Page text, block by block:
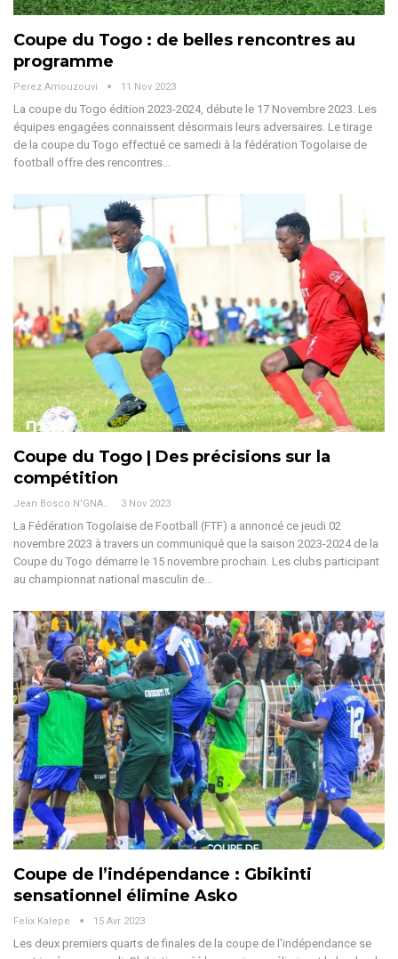
Coupe du Togo : de belles rencontres au
programme
Perez Amouzouvi 11 Nov 2023
La coupe du Togo édition 2023-2024, débute le 17 Novembre 2023. Les
équipes engagées connaissent désormais leurs adversaires. Le tirage
de la coupe du Togo effectué ce samedi à la fédération Togolaise de
football offre des rencontres
Coupe du Togo | Des précisions sur la
compétition
Jean Bosco N'GNAMA 3 Nov 2023
La Fédération Togolaise de Football (FTF) a annoncé ce jeudi 02
novembre 2023 à travers un communiqué que la saison 2023-2024 de la
Coupe du Togo démarre le 15 novembre prochain. Les clubs participant
au championnat national masculin de…
Coupe de l’indépendance : Gbikinti
sensationnel élimine Asko
Felix Kalepe 15 Avr 2023
Les deux premiers quarts de finales de la coupe de l'indépendance se